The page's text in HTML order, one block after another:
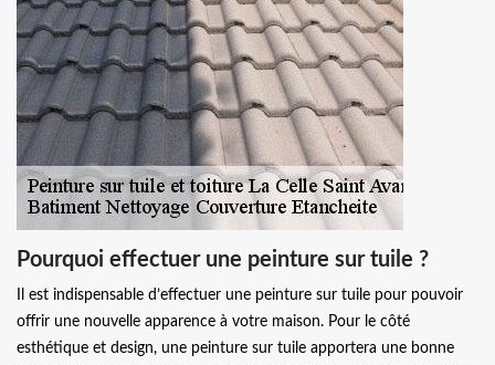
Pourquoi effectuer une peinture sur tuile ?
Il est indispensable d’effectuer une peinture sur tuile pour pouvoir
offrir une nouvelle apparence à votre maison. Pour le côté
esthétique et design, une peinture sur tuile apportera une bonne